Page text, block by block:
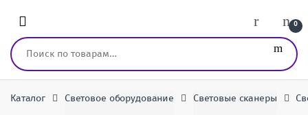
0
Искать:
Каталог Световое оборудование Световые сканеры